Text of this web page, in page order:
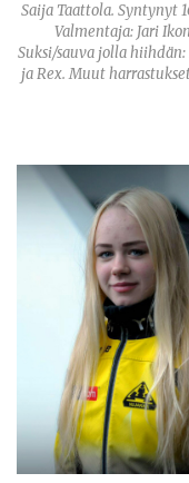
Saija Taattola. Syntynyt
Valmentaja: Jari
Suksi/sauva jolla
ja Rex. Muut